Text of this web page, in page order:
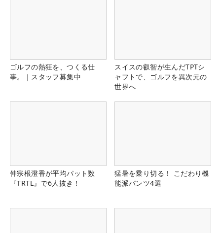
ゴルフの熱狂を、つくる仕
事。｜スタッフ募集中
スイスの叡智が生んだTPTシ
ャフトで、ゴルフを異次元の
世界へ
仲宗根澄香が平均パット数
『TRTL』で6人抜き！
猛暑を乗り切る！ こだわり機
能派パンツ4選